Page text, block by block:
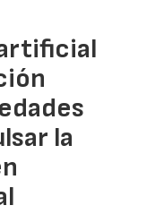
la